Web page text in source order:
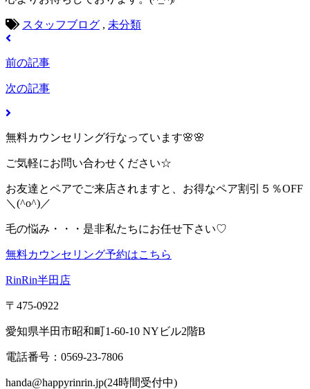
スタッフブログ , 未分類
前の記事
次の記事
無料カウンセリング行なっています🌸🌸
ご気軽にお問い合わせください☆
お友達とペアでご来店されますと、お得なペア割引５％OFF
＼(^o^)／
毛の悩み・・・是非私たちにお任せ下さい♡
無料カウンセリング予約はこちら
RinRin半田店
〒475-0922
愛知県半田市昭和町1-60-10 NYビル2階B
電話番号：0569-23-7806
handa@happyrinrin.jp(24時間受付中)